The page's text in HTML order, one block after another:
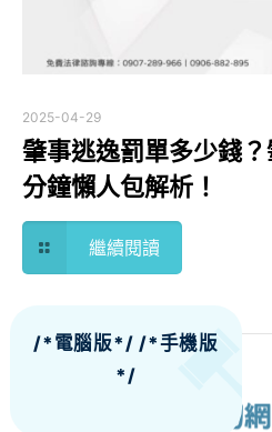
2025-04-29
肇事逃逸罰單多少錢
分鐘懶人包解析！
繼續閱讀
/*電腦版*//*手機版
*/